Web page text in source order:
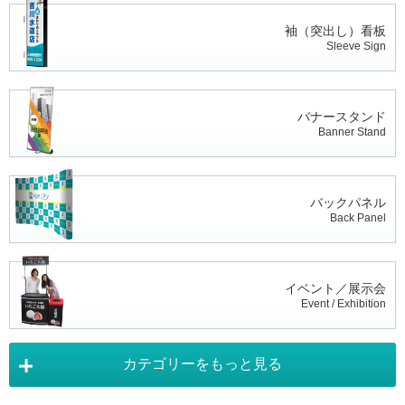
袖（突出し）看板
Sleeve Sign
バナースタンド
Banner Stand
バックパネル
Back Panel
イベント／展示会
Event / Exhibition
Tapestry
カテゴリーをもっと見る